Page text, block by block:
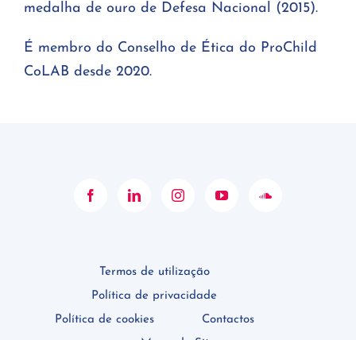
medalha de ouro de Defesa Nacional (2015).
É membro do Conselho de Ética do ProChild
CoLAB desde 2020.
Termos de utilização
Política de privacidade
Política de cookies
Contactos